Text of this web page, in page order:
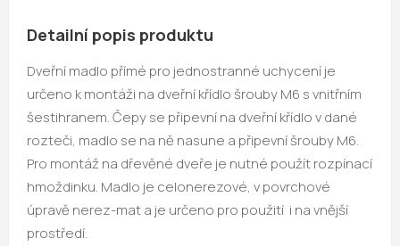
Detailní popis produktu
Dveřní madlo přímé pro jednostranné uchycení je
určeno k montáži na dveřní křídlo šrouby M6 s vnitřním
šestihranem. Čepy se připevní na dveřní křídlo v dané
rozteči, madlo se na ně nasune a připevní šrouby M6.
Pro montáž na dřevěné dveře je nutné použít rozpínací
hmoždinku. Madlo je celonerezové, v povrchové
úpravě nerez-mat a je určeno pro použití i na vnější
prostředí.